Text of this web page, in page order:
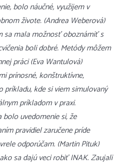
bolo náučné, využijem v
živote. (Andrea Weberová)
sa mala možnosť oboznámiť s
boli dobré. Metódy môžem
práci (Eva Wantulová)
prínosné, konštruktívne,
príkladu, kde si viem simulovaný
príkladom v praxi.
uvedomenie si, že
pravidiel zaručene príde
odporúčam. (Martin Pituk)
sa dajú veci robiť INAK. Zaujali